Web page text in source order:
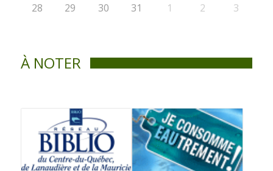
28 29 30 31 1 2 3
À NOTER